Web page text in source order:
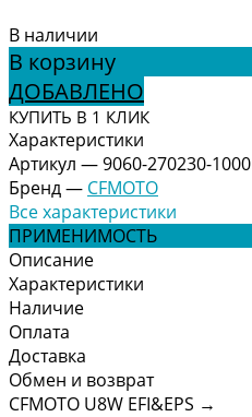
В наличии
В корзину
ДОБАВЛЕНО
КУПИТЬ В 1 КЛИК
Характеристики
Артикул —9060-270230-1000
Бренд— CFMOTO
Все характеристики
ПРИМЕНИМОСТЬ
Описание
Характеристики
Наличие
Оплата
Доставка
Обмен и возврат
CFMOTO U8W EFI&EPS →